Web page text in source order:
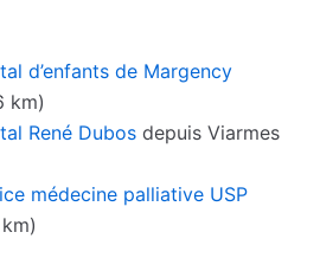
d’enfants de Margency
km)
René Dubos depuis Viarmes
médecine palliative USP